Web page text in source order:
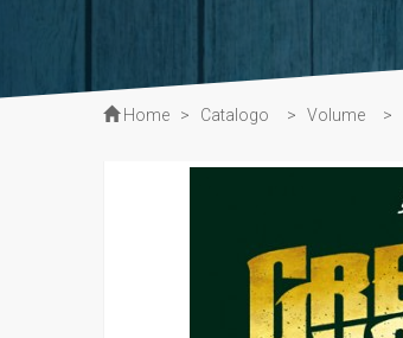
Home > Catalogo > Volume >